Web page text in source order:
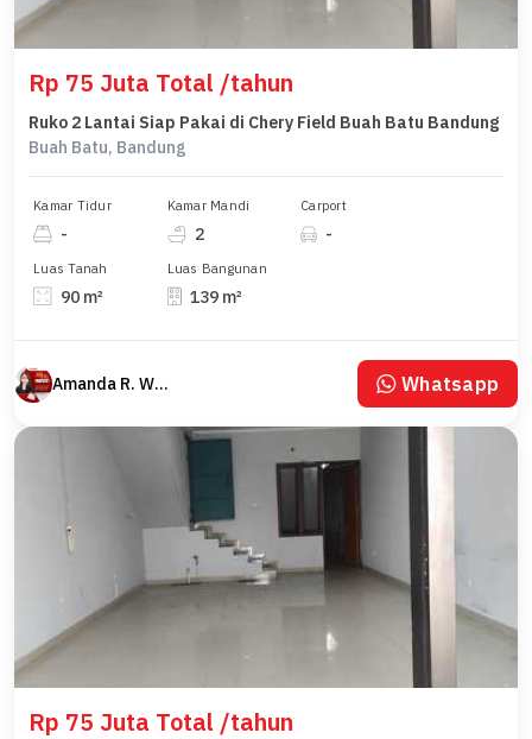
Rp 75 Juta Total /tahun
Ruko 2 Lantai Siap Pakai di Chery Field Buah Batu Bandung
Buah Batu, Bandung
Kamar Tidur
-
Kamar Mandi
2
Carport
-
Luas Tanah
90 m²
Luas Bangunan
139 m²
Amanda R. Wulan Whatsapp
Rp 75 Juta Total /tahun